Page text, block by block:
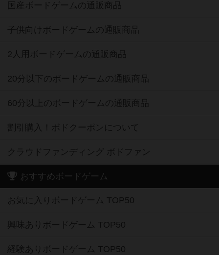
国産ボードゲームの通販商品
子供向けボードゲームの通販商品
2人用ボードゲームの通販商品
20分以下のボードゲームの通販商品
60分以上のボードゲームの通販商品
割引購入！ボドクーポンについて
クラウドファンディング ボドファン
おすすめボードゲーム
お気に入りボードゲーム TOP50
興味ありボードゲーム TOP50
経験ありボードゲーム TOP50